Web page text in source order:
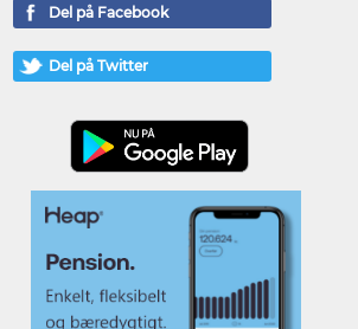
Del på Facebook
Del på Twitter